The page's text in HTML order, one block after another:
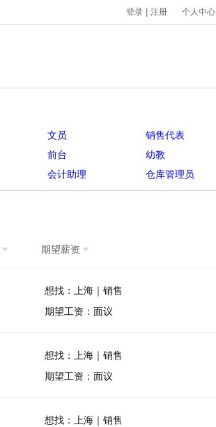
登录 注册 个人中心
文员 销售代表
前台 幼教
会计助理 仓库管理员
期望薪资
想找：上海｜销售
期望工资：面议
想找：上海｜销售
期望工资：面议
想找：上海｜销售